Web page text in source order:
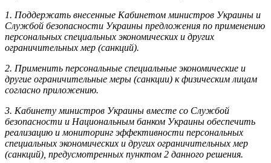
1. Поддержать внесенные Кабинетом министров Украины и
Службой безопасности Украины предложения по применению
персональных специальных экономических и других
ограничительных мер (санкций).
2. Применить персональные специальные экономические и
другие ограничительные меры (санкции) к физическим лицам
согласно приложению.
3. Кабинету министров Украины вместе со Службой
безопасности и Национальным банком Украины обеспечить
реализацию и мониторинг эффективности персональных
специальных экономических и других ограничительных мер
(санкций), предусмотренных пунктом 2 данного решения.